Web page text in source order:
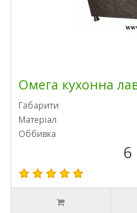
Омега кухонна
Габарити
Матеріал
Оббивка
6